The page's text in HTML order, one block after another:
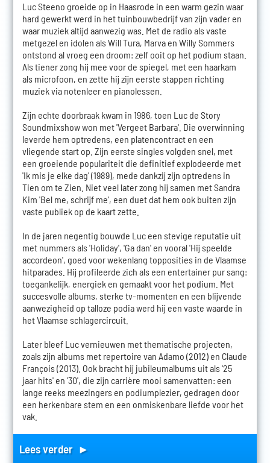
Luc Steeno groeide op in Haasrode in een warm gezin waar
hard gewerkt werd in het tuinbouwbedrijf van zijn vader en
waar muziek altijd aanwezig was. Met de radio als vaste
metgezel en idolen als Will Tura, Marva en Willy Sommers
ontstond al vroeg een droom: zelf ooit op het podium staan.
Als tiener zong hij mee voor de spiegel, met een haarkam
als microfoon, en zette hij zijn eerste stappen richting
muziek via notenleer en pianolessen.
Zijn echte doorbraak kwam in 1986, toen Luc de Story
Soundmixshow won met 'Vergeet Barbara'. Die overwinning
leverde hem optredens, een platencontract en een
vliegende start op. Zijn eerste singles volgden snel, met
een groeiende populariteit die definitief explodeerde met
'Ik mis je elke dag' (1989), mede dankzij zijn optredens in
Tien om te Zien. Niet veel later zong hij samen met Sandra
Kim 'Bel me, schrijf me', een duet dat hem ook buiten zijn
vaste publiek op de kaart zette.
In de jaren negentig bouwde Luc een stevige reputatie uit
met nummers als 'Holiday', 'Ga dan' en vooral 'Hij speelde
accordeon', goed voor wekenlang topposities in de Vlaamse
hitparades. Hij profileerde zich als een entertainer pur sang:
toegankelijk, energiek en gemaakt voor het podium. Met
succesvolle albums, sterke tv-momenten en een blijvende
aanwezigheid op talloze podia werd hij een vaste waarde in
het Vlaamse schlagercircuit.
Later bleef Luc vernieuwen met thematische projecten,
zoals zijn albums met repertoire van Adamo (2012) en Claude
François (2013). Ook bracht hij jubileumalbums uit als '25
jaar hits' en '30', die zijn carrière mooi samenvatten: een
lange reeks meezingers en podiumplezier, gedragen door
een herkenbare stem en een onmiskenbare liefde voor het
vak.
Lees verder ►